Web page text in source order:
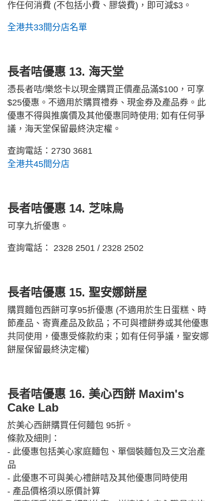
作任何消費 (不包括小費、膠袋費)，即可減$3。
全港共33間分店名單
長者咭優惠 13. 海天堂
憑長者咭/樂悠卡以現金購買正價產品滿$100，可享
$25優惠。不適用於購買禮券、現金券及產品券。此
優惠不得與推廣價及其他優惠同時使用; 如有任何爭
議，海天堂保留最終決定權。
查詢電話：2730 3681
全港共45間分店
長者咭優惠 14. 芝味鳥
可享九折優惠。
查詢電話： 2328 2501 / 2328 2502
長者咭優惠 15. 聖安娜餅屋
購買麵包西餅可享95折優惠 (不適用於生日蛋糕、時
節產品、寄賣產品及飲品；不可與禮餅券或其他優惠
共同使用，優惠受條款約束；如有任何爭議，聖安娜
餅屋保留最終決定權)
長者咭優惠 16. 美心西餅 Maxim's
Cake Lab
於美心西餅購買任何麵包 95折。
條款及細則：
- 此優惠包括美心家庭麵包、單個裝麵包及三文治產
品
- 此優惠不可與美心禮餅咭及其他優惠同時使用
- 產品價格須以原價計算